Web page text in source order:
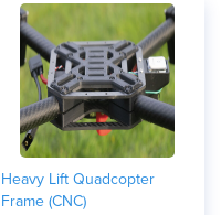
Heavy Lift Quadcopter
Frame (CNC)